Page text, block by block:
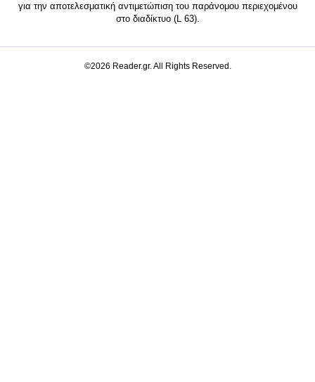
για την αποτελεσματική αντιμετώπιση του παράνομου περιεχομένου
στο διαδίκτυο (L 63).
©2026 Reader.gr. All Rights Reserved.